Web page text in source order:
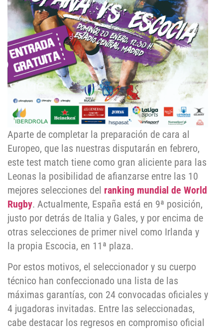
Aparte de completar la preparación de cara al
Europeo, que las nuestras disputarán en febrero,
este test match tiene como gran aliciente para las
Leonas la posibilidad de afianzarse entre las 10
mejores selecciones del ranking mundial de World
Rugby. Actualmente, España está en 9ª posición,
justo por detrás de Italia y Gales, y por encima de
otras selecciones de primer nivel como Irlanda y
la propia Escocia, en 11ª plaza.
Por estos motivos, el seleccionador y su cuerpo
técnico han confeccionado una lista de las
máximas garantías, con 24 convocadas oficiales y
4 jugadoras invitadas. Entre las seleccionadas,
cabe destacar los regresos en compromiso oficial